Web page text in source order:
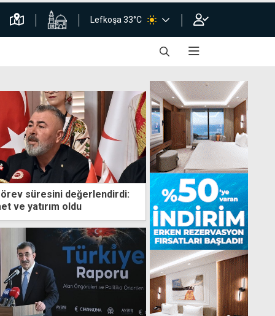
Lefkoşa 33°C
süresini değerlendirdi:
ve yatırım oldu